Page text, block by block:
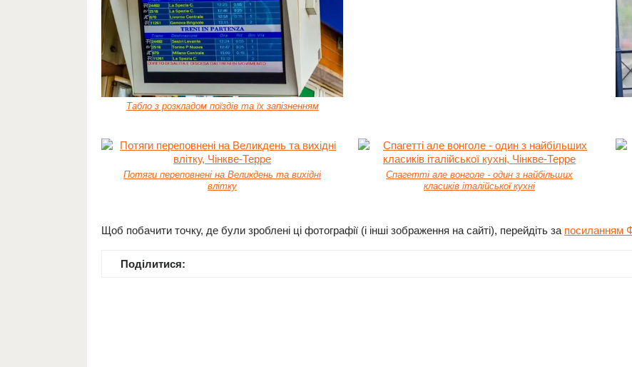
Табло з розкладом поїздів та їх запізненням
Потяги переповнені на Великдень та вихідні
влітку
Спагетті але вонголе - один з найбільших
класиків італійської кухні
Щоб побачити точку, де були зроблені ці фотографії (і інші зображення на сайті), перейдіть за посиланням
Поділитися: